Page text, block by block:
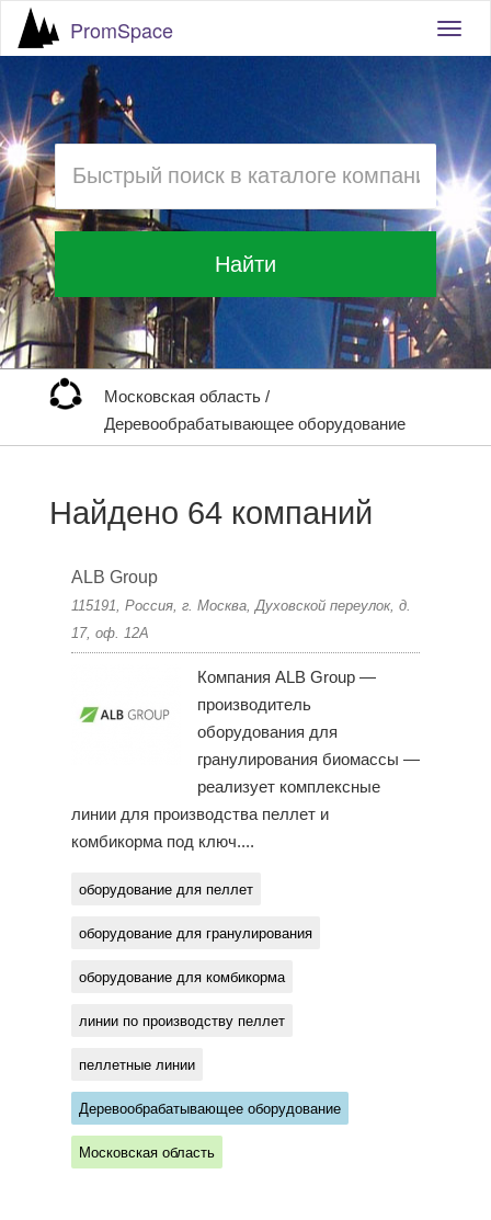
PromSpace
Найти
Московская область /
Деревообрабатывающее оборудование
Найдено 64 компаний
ALB Group
115191, Россия, г. Москва, Духовской переулок, д.
17, оф. 12А
Компания ALB Group —
производитель
оборудования для
гранулирования биомассы —
реализует комплексные
линии для производства пеллет и
комбикорма под ключ....
оборудование для пеллет
оборудование для гранулирования
оборудование для комбикорма
линии по производству пеллет
пеллетные линии
Деревообрабатывающее оборудование
Московская область